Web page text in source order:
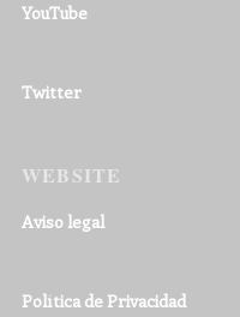
YouTube
Twitter
WEBSITE
Aviso legal
Política de Privacidad